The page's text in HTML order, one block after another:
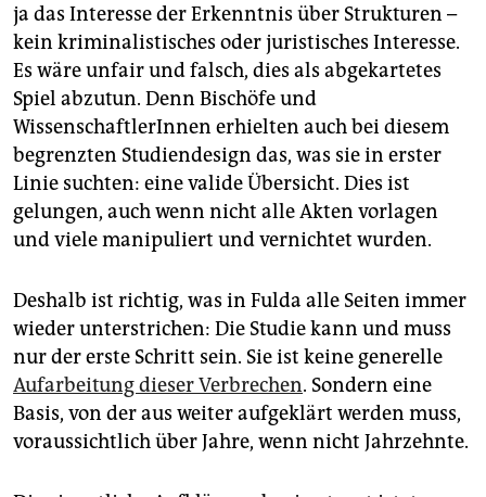
ja das Interesse der Erkenntnis über Strukturen –
kein kriminalistisches oder juristisches Interesse.
Es wäre unfair und falsch, dies als abgekartetes
Spiel abzutun. Denn Bischöfe und
WissenschaftlerInnen erhielten auch bei diesem
begrenzten Studiendesign das, was sie in erster
Linie suchten: eine valide Übersicht. Dies ist
gelungen, auch wenn nicht alle Akten vorlagen
und viele manipuliert und vernichtet wurden.
Deshalb ist richtig, was in Fulda alle Seiten immer
wieder unterstrichen: Die Studie kann und muss
nur der erste Schritt sein. Sie ist keine generelle
Aufarbeitung dieser Verbrechen. Sondern eine
Basis, von der aus weiter aufgeklärt werden muss,
voraussichtlich über Jahre, wenn nicht Jahrzehnte.